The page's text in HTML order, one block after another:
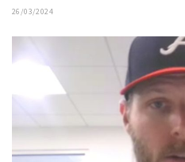
26/03/2024